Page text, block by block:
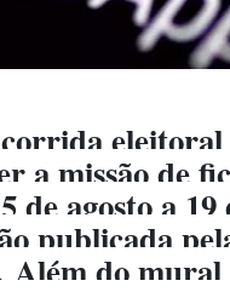
eleitoral
a missão de
de agosto a
publicada
Além do